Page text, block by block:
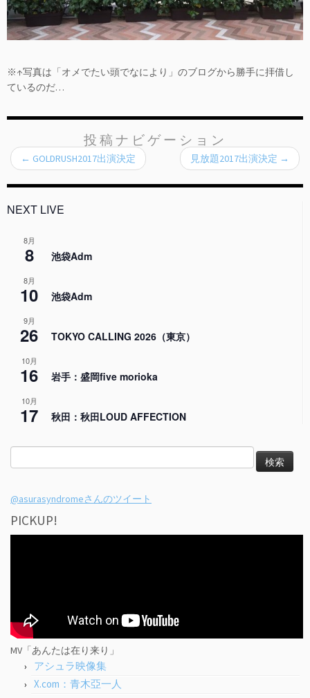
※↑写真は「オメでたい頭でなにより」のブログから勝手に拝借し
ているのだ…
投稿ナビゲーション
← GOLDRUSH2017出演決定 見放題2017出演決定 →
NEXT LIVE
8月
8 池袋Adm
8月
10 池袋Adm
9月
26 TOKYO CALLING 2026（東京）
10月
16 岩手：盛岡five morioka
10月
17 秋田：秋田LOUD AFFECTION
索:
@asurasyndromeさんのツイート
PICKUP!
MV「あんたは在り来り」
アシュラ映像集
X.com：青木亞一人